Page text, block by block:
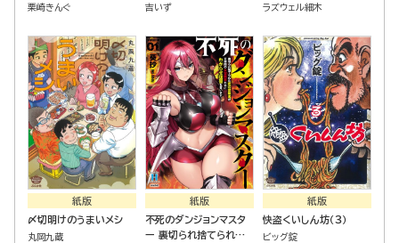
栗崎きんぐ
全員揉みほぐす！！～
吉いず ルメ
ラズウェル細木
紙版
〆切明けのうまいメシ
丸岡九蔵
紙版
不死のダンジョンマスタ
ー 裏切られ捨てられた
紙版
快盗くいしん坊（３）
ビッグ錠